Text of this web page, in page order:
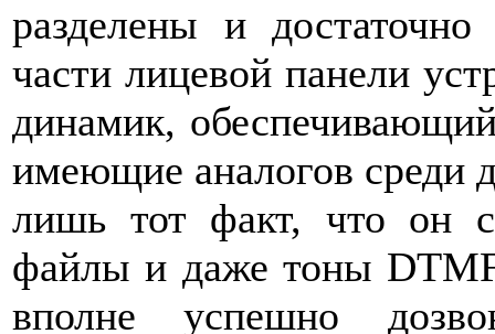
разделены и
части лицевой панели
динамик,
имеющие аналогов среди
лишь тот факт, что он
файлы и даже тоны
вполне успешно